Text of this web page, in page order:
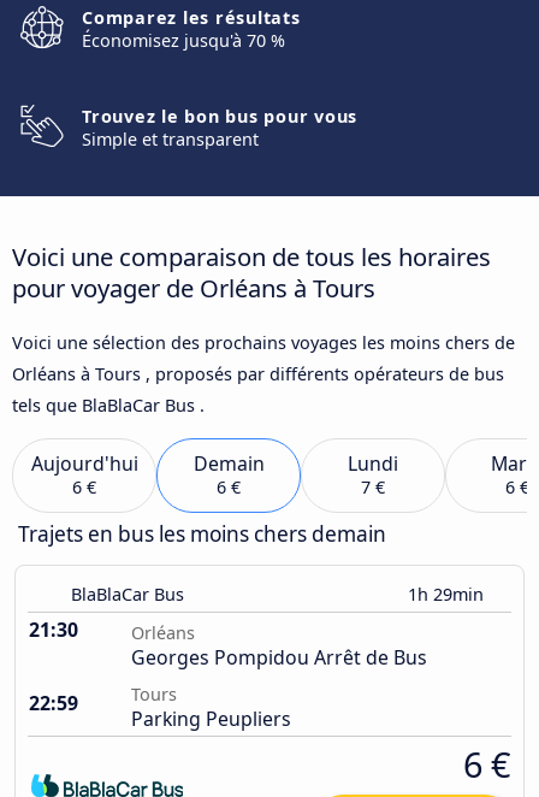
Comparez les résultats
Économisez jusqu'à 70 %
Trouvez le bon bus pour vous
Simple et transparent
Voici une comparaison de tous les horaires
pour voyager de Orléans à Tours
Voici une sélection des prochains voyages les moins chers de
Orléans à Tours , proposés par différents opérateurs de bus
tels que BlaBlaCar Bus .
Aujourd'hui
6 €
Demain
6 €
Lundi
7 € 6 €
Trajets en bus les moins chers demain
BlaBlaCar Bus 1h 29min
21:30 Orléans
Georges Pompidou Arrêt de Bus
22:59
Tours
Parking Peupliers
6 €